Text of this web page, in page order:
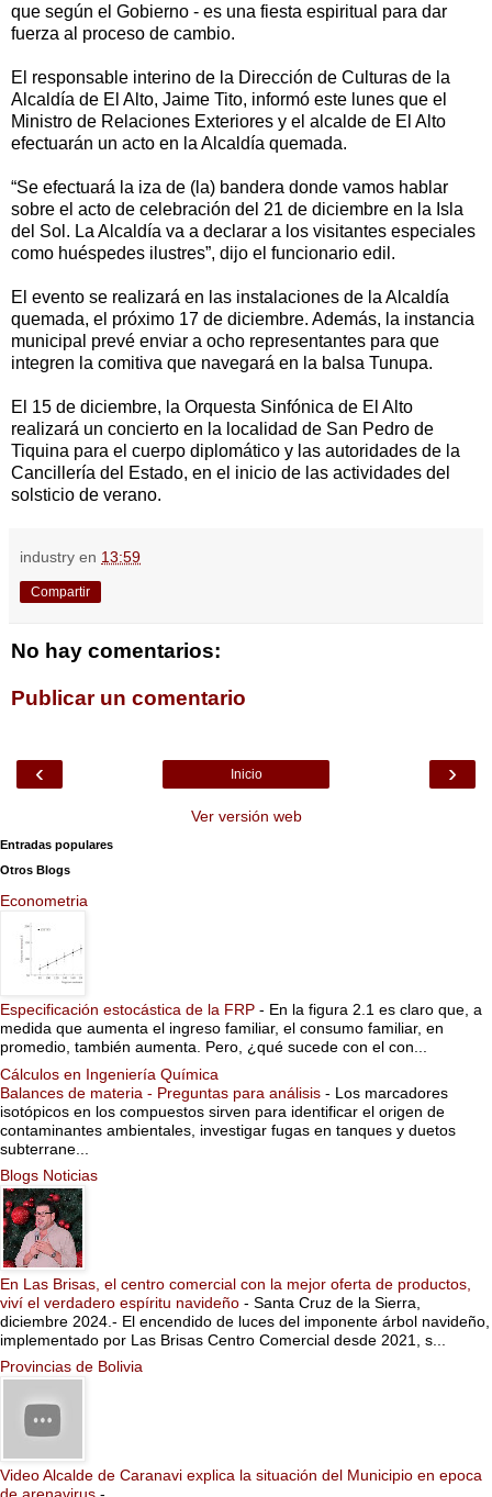
que según el Gobierno - es una fiesta espiritual para dar
fuerza al proceso de cambio.
El responsable interino de la Dirección de Culturas de la
Alcaldía de El Alto, Jaime Tito, informó este lunes que el
Ministro de Relaciones Exteriores y el alcalde de El Alto
efectuarán un acto en la Alcaldía quemada.
“Se efectuará la iza de (la) bandera donde vamos hablar
sobre el acto de celebración del 21 de diciembre en la Isla
del Sol. La Alcaldía va a declarar a los visitantes especiales
como huéspedes ilustres”, dijo el funcionario edil.
El evento se realizará en las instalaciones de la Alcaldía
quemada, el próximo 17 de diciembre. Además, la instancia
municipal prevé enviar a ocho representantes para que
integren la comitiva que navegará en la balsa Tunupa.
El 15 de diciembre, la Orquesta Sinfónica de El Alto
realizará un concierto en la localidad de San Pedro de
Tiquina para el cuerpo diplomático y las autoridades de la
Cancillería del Estado, en el inicio de las actividades del
solsticio de verano.
industry en 13:59
Compartir
No hay comentarios:
Publicar un comentario
‹ ›
Inicio
Ver versión web
Entradas populares
Otros Blogs
Econometria
Especificación estocástica de la FRP - En la figura 2.1 es claro que, a
medida que aumenta el ingreso familiar, el consumo familiar, en
promedio, también aumenta. Pero, ¿qué sucede con el con...
Cálculos en Ingeniería Química
Balances de materia - Preguntas para análisis - Los marcadores
isotópicos en los compuestos sirven para identificar el origen de
contaminantes ambientales, investigar fugas en tanques y duetos
subterrane...
Blogs Noticias
En Las Brisas, el centro comercial con la mejor oferta de productos,
viví el verdadero espíritu navideño - Santa Cruz de la Sierra,
diciembre 2024.- El encendido de luces del imponente árbol navideño,
implementado por Las Brisas Centro Comercial desde 2021, s...
Provincias de Bolivia
Video Alcalde de Caranavi explica la situación del Municipio en epoca